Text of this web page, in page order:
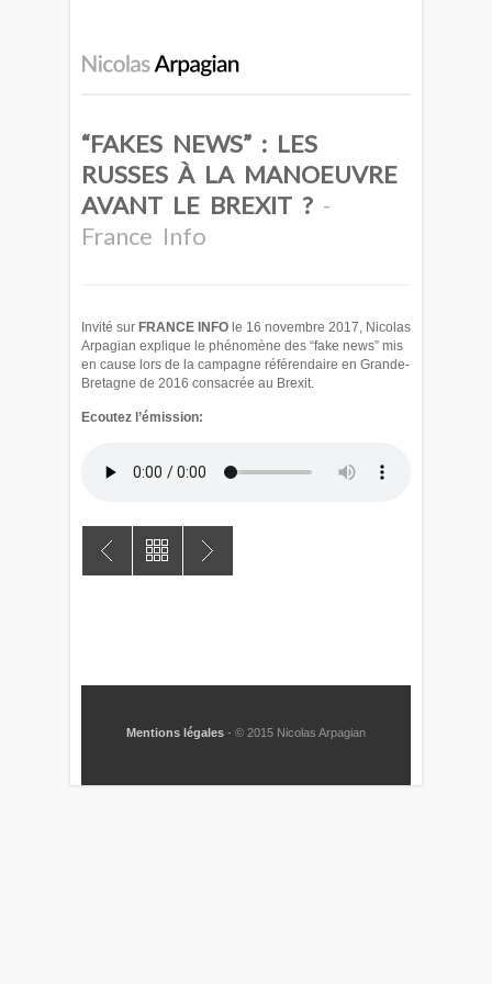
“FAKES NEWS” : LES
RUSSES À LA MANOEUVRE
AVANT LE BREXIT ? -
France Info
Invité sur FRANCE INFO le 16 novembre 2017, Nicolas
Arpagian explique le phénomène des “fake news” mis
en cause lors de la campagne référendaire en Grande-
Bretagne de 2016 consacrée au Brexit.
Ecoutez l’émission:
Mentions légales - © 2015 Nicolas Arpagian